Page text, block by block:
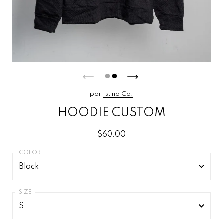
HOODIE CUSTOM
por Istmo Co.
$60.00
Black
Black
Navy Blue
S